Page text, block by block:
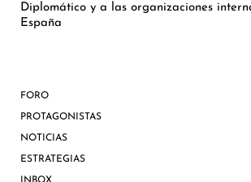
Diplomático y a las organizaciones
España
FORO
PROTAGONISTAS
NOTICIAS
ESTRATEGIAS